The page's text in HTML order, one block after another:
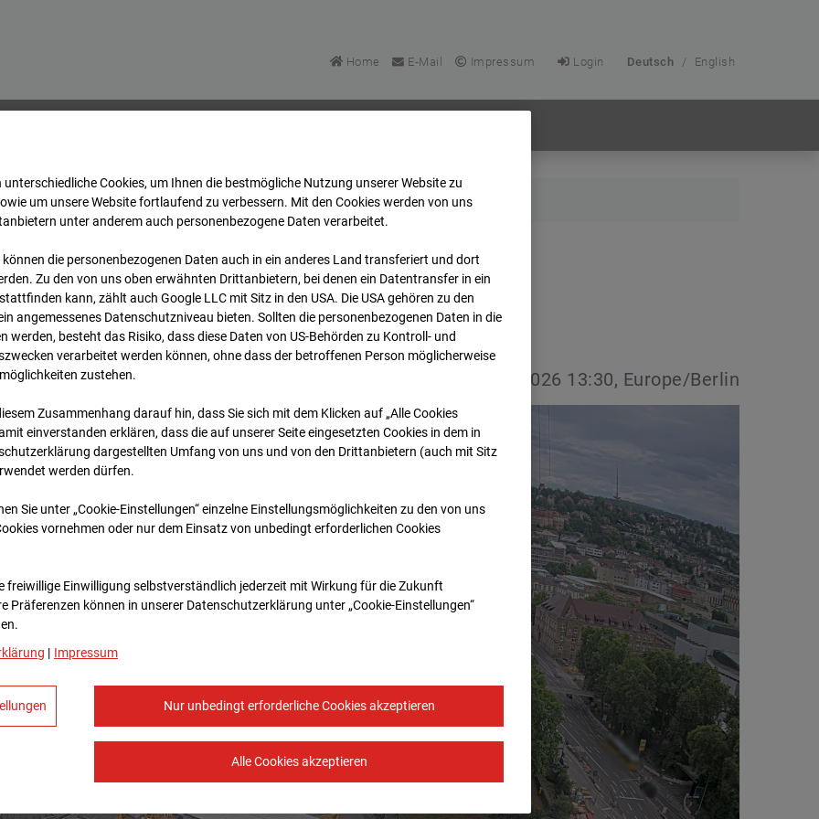
Home E-Mail Impressum Login Deutsch / English
-Cam4 Archiv 2026 07 08 13:30
-Cam4
08.07.2026 13:30, Europe/Berlin
unterschiedliche Cookies, um Ihnen die best­mögliche Nutzung unserer Website zu
um unsere Website fortlaufend zu verbessern. Mit den Cookies werden von uns
unter anderem auch personenbezogene Daten verarbeitet.
können die personenbezogenen Daten auch in ein anderes Land transferiert und dort
Zu den von uns oben erwähnten Drittanbietern, bei denen ein Datentransfer in ein
kann, zählt auch Google LLC mit Sitz in den USA. Die USA gehören zu den
angemessenes Datenschutzniveau bieten. Sollten die personenbezogenen Daten in die
werden, besteht das Risiko, dass diese Daten von US-Behörden zu Kontroll- und
verarbeitet werden können, ohne dass der betroffenen Person möglicherweise
zustehen.
Zusammenhang darauf hin, dass Sie sich mit dem Klicken auf „Alle Cookies
ein­ver­standen erklären, dass die auf unserer Seite eingesetzten Cookies in dem in
dargestellten Umfang von uns und von den Drittanbietern (auch mit Sitz
werden dürfen.
Sie unter „Cookie-Einstellungen“ einzelne Einstellungsmöglichkeiten zu den von uns
vornehmen oder nur dem Einsatz von unbedingt erforderlichen Cookies
freiwillige Einwilligung selbstverständlich jederzeit mit Wirkung für die Zukunft
Prä­fe­renzen können in unserer Datenschutzerklärung unter „Cookie-Einstellungen“
| Impressum
Nur unbedingt erforderliche Cookies akzeptieren
Alle Cookies akzeptieren